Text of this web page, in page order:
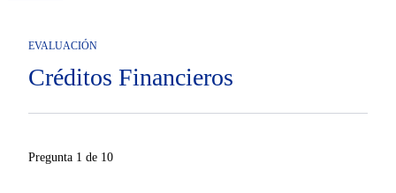
EVALUACIÓN
Créditos Financieros
Pregunta 1 de 10